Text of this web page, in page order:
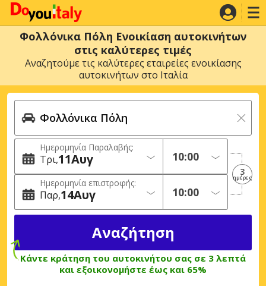
Φολλόνικα Πόλη Ενοικίαση αυτοκινήτων
στις καλύτερες τιμές
Αναζητούμε τις καλύτερες εταιρείες ενοικίασης
αυτοκινήτων στο Ιταλία
Ημερομηνία Παραλαβής:
Τρι 11Αυγ
Ημερομηνία επιστροφής:
Παρ 14Αυγ
3
ημέρες
Κάντε κράτηση του αυτοκινήτου σας σε 3 λεπτά
και εξοικονομήστε έως και 65%